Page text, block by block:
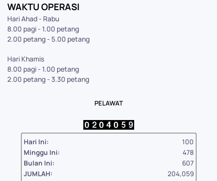
WAKTU OPERASI
Hari Ahad - Rabu
8.00 pagi - 1.00 petang
2.00 petang - 5.00 petang
Hari Khamis
8.00 pagi - 1.00 petang
2.00 petang - 3.30 petang
PELAWAT
Hari Ini:
100
Minggu Ini:
478
Bulan Ini:
607
JUMLAH:
204,059